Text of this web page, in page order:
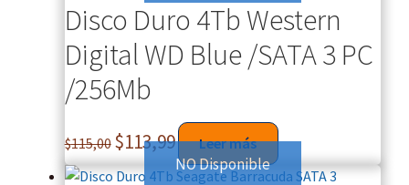
Disco Duro 4Tb Western
Digital WD Blue /SATA 3 PC
/256Mb
$115,00 $113,99 Leer más
NO Disponible